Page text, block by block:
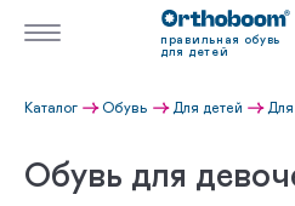
правильная обувь
для детей
Каталог Обувь Для детей
Обувь для